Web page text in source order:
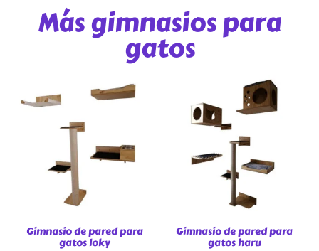
Más gimnasios para
gatos
Gimnasio de pared para
gatos loky
Gimnasio de pared para
gatos haru